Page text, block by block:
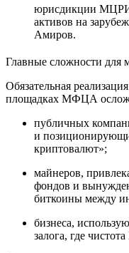
юрисдикции
активов на
Амиров.
Главные сложности для
Обязательная
площадках МФЦА
публичных
и
криптовалют»;
майнеров,
фондов и
биткоины между
бизнеса,
залога, где